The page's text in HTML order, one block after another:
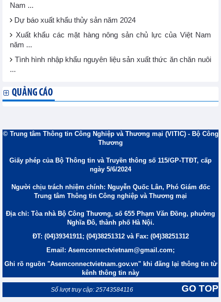
Nam ...
Dự báo xuất khẩu thủy sản năm 2024
Xuất khẩu các mặt hàng nông sản chủ lực của Việt Nam
năm ...
Tình hình nhập khẩu nguyên liệu sản xuất thức ăn chăn nuôi
...
QUẢNG CÁO
© Trung tâm Thông tin Công Nghiệp và Thương mại (VITIC) - Bộ Công
Thương
Giấy phép của Bộ Thông tin và Truyền thông số 115/GP-TTĐT, cấp
ngày 5/6/2024
Người chịu trách nhiệm chính: Nguyễn Quốc Lân, Phó Giám đốc
Trung tâm Thông tin Công nghiệp và Thương mại
Địa chỉ: Tòa nhà Bộ Công Thương, số 655 Phạm Văn Đồng, phường
Nghĩa Đô, thành phố Hà Nội.
ĐT: (04)39341911; (04)38251312 và Fax: (04)38251312
Email: Asemconnectvietnam@gmail.com;
Ghi rõ nguồn "Asemconnectvietnam.gov.vn" khi đăng lại thông tin từ
kênh thông tin này
GO TOP
Số lượt truy cập: 25743584116